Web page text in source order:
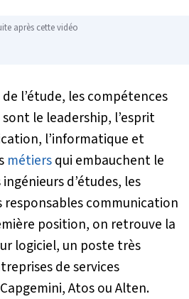
après cette vidéo
l’étude, les compétences
le leadership, l’esprit
l’informatique et
métiersqui embauchent le
d’études, les
responsables communication
position, on retrouve la
logiciel, un poste très
de services
Atos ou Alten.